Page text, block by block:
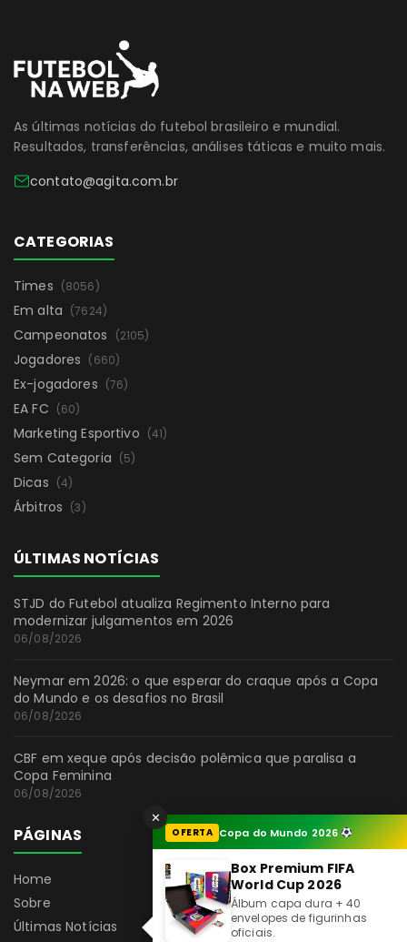
✕
OFERTA Copa do Mundo 2026
Box Premium FIFA
World Cup 2026
Álbum capa dura + 40
envelopes de figurinhas
oficiais.
As últimas notícias do futebol brasileiro e mundial.
Resultados, transferências, análises táticas e muito mais.
contato@agita.com.br
CATEGORIAS
Times (8056)
Em alta (7624)
Campeonatos (2105)
Jogadores (660)
Ex-jogadores (76)
EA FC (60)
Marketing Esportivo (41)
Sem Categoria (5)
Dicas (4)
Árbitros (3)
ÚLTIMAS NOTÍCIAS
STJD do Futebol atualiza Regimento Interno para
modernizar julgamentos em 2026
06/08/2026
Neymar em 2026: o que esperar do craque após a Copa
do Mundo e os desafios no Brasil
06/08/2026
CBF em xeque após decisão polêmica que paralisa a
Copa Feminina
06/08/2026
PÁGINAS
Home
Sobre
Últimas Notícias